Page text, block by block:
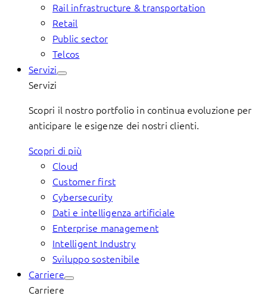
Rail infrastructure & transportation
Retail
Public sector
Telcos
Servizi
Servizi
Scopri il nostro portfolio in continua evoluzione per
anticipare le esigenze dei nostri clienti.
Scopri di più
Cloud
Customer first
Cybersecurity
Dati e intelligenza artificiale
Enterprise management
Intelligent Industry
Sviluppo sostenibile
Carriere
Carriere